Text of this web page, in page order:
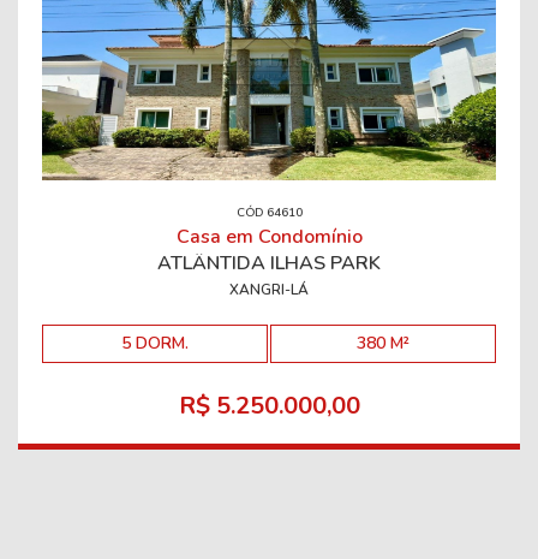
CÓD 64610
Casa em Condomínio
ATLÂNTIDA ILHAS PARK
XANGRI-LÁ
5 DORM. 380 M²
R$ 5.250.000,00